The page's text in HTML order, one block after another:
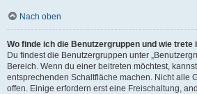
Nach oben
Wo finde ich die Benutzergruppen und wie trete
Du findest die Benutzergruppen unter
Bereich. Wenn du einer beitreten möchtest,
entsprechenden Schaltfläche machen. Nicht alle
offen. Einige erfordern erst eine Freischaltung,